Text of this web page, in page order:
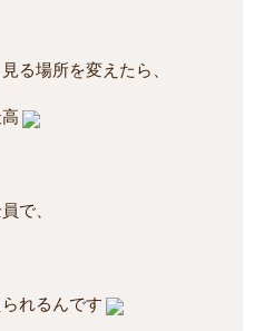
る場所を変えたら、
で、
れるんです